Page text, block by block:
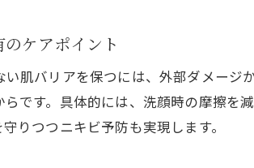
素肌美を保つ
北海道の環境に
ケアポイント
肌バリアを保つには、外部ダメー
です。具体的には、洗顔時の摩擦
りつつニキビ予防も実現します。